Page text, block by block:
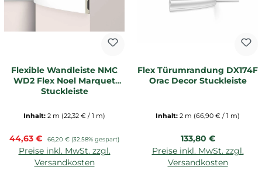
Flexible Wandleiste NMC
WD2 Flex Noel Marquet
Stuckleiste
Inhalt: 2 m (22,32 € / 1 m)
Verkaufspreis:
44,63 € Regulärer Preis:
66,20 € (32.58% gespart)
Preise inkl. MwSt. zzgl.
Versandkosten
Flex Türumrandung DX174F
Orac Decor Stuckleiste
Inhalt: 2 m (66,90 € / 1 m)
Regulärer Preis:
133,80 €
Preise inkl. MwSt. zzgl.
Versandkosten